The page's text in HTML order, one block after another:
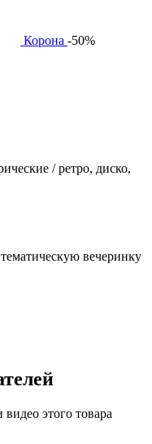
Корона -50%
/ ретро, диско,
вечеринку
этого товара